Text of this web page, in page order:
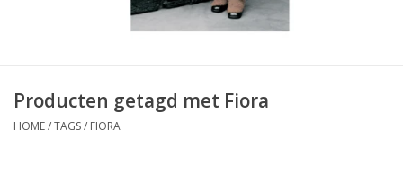
Producten getagd met Fiora
HOME/TAGS/ FIORA